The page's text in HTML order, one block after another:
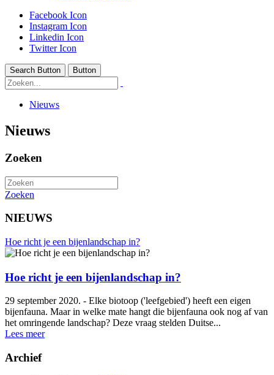
Facebook Icon
Instagram Icon
Linkedin Icon
Twitter Icon
Search Button Button
Nieuws
Nieuws
Zoeken
Zoeken
NIEUWS
Hoe richt je een bijenlandschap in?
Hoe richt je een bijenlandschap in?
29 september 2020. - Elke biotoop ('leefgebied') heeft een eigen
bijenfauna. Maar in welke mate hangt die bijenfauna ook nog af van
het omringende landschap? Deze vraag stelden Duitse...
Lees meer
Archief